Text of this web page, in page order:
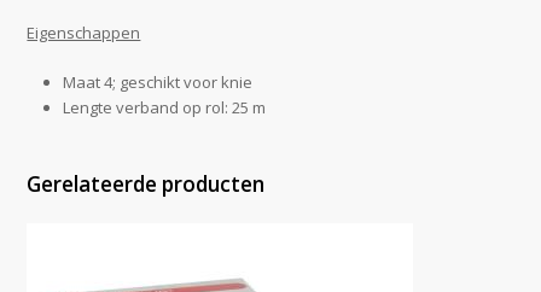
Eigenschappen
Maat 4; geschikt voor knie
Lengte verband op rol: 25 m
Gerelateerde producten